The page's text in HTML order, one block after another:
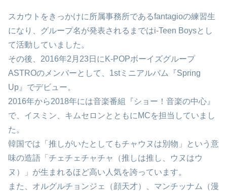
スカウトをきっかけに所属事務所であるfantagioの練習生
になり、グループ名が発表されるまではi-Teen Boysとし
て活動していました。
その後、2016年2月23日にK-POPボーイズグループ
ASTROのメンバーとして、1stミニアルバム『Spring
Up』でデビュー。
2016年から2018年には音楽番組『ショー！音楽の中心』
で、イスミン、キムセロンとともにMCを担当していまし
た。
韓国では「推しがいたとしてもチャウヌは別物」という意
味の造語「チェチェチャチャ（推しは推し、ウヌはウ
ヌ）」が生まれるほど高い人気を誇っています。
また、オルグルチョンジェ（顔天才）、マンチッナム（漫